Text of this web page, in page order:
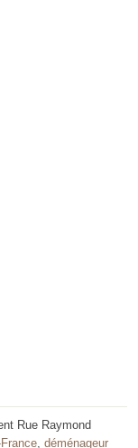
Rue Raymond
déménageur